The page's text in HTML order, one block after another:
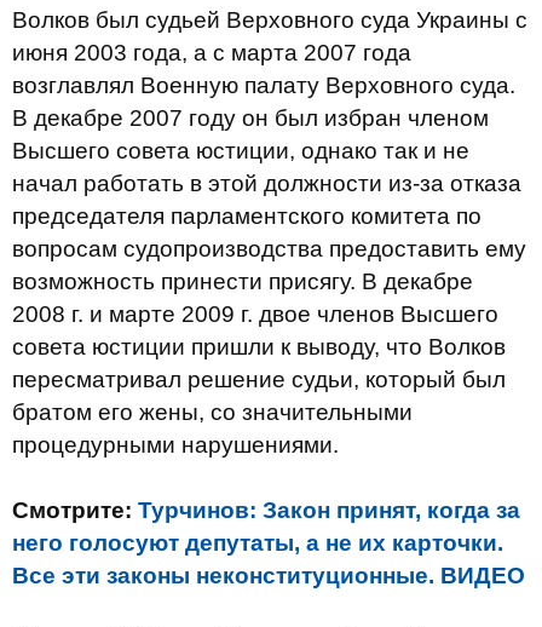
Волков был судьей Верховного суда Украины с
июня 2003 года, а с марта 2007 года
возглавлял Военную палату Верховного суда.
В декабре 2007 году он был избран членом
Высшего совета юстиции, однако так и не
начал работать в этой должности из-за отказа
председателя парламентского комитета по
вопросам судопроизводства предоставить ему
возможность принести присягу. В декабре
2008 г. и марте 2009 г. двое членов Высшего
совета юстиции пришли к выводу, что Волков
пересматривал решение судьи, который был
братом его жены, со значительными
процедурными нарушениями.
Смотрите: Турчинов: Закон принят, когда за
него голосуют депутаты, а не их карточки.
Все эти законы неконституционные. ВИДЕО